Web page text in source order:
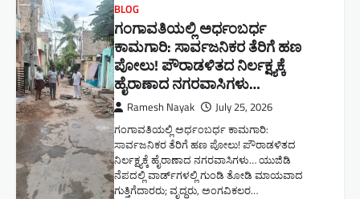
BLOG
ಗಂಗಾವತಿಯಲ್ಲಿ ಅರ್ಧಂಬರ್ಧ
ಕಾಮಗಾರಿ: ಸಾರ್ವಜನಿಕರ ತೆರಿಗೆ ಹಣ
ಪೋಲು! ಪೌರಾಡಳಿತದ ನಿರ್ಲಕ್ಷ್ಯಕ್ಕೆ
ಹೈರಾಣಾದ ನಗರವಾಸಿಗಳು​…
Ramesh Nayak July 25, 2026
ಗಂಗಾವತಿಯಲ್ಲಿ ಅರ್ಧಂಬರ್ಧ ಕಾಮಗಾರಿ:
ಸಾರ್ವಜನಿಕರ ತೆರಿಗೆ ಹಣ ಪೋಲು! ಪೌರಾಡಳಿತದ
ನಿರ್ಲಕ್ಷ್ಯಕ್ಕೆ ಹೈರಾಣಾದ ನಗರವಾಸಿಗಳು​… ಯುಜಿಡಿ
ನೆಪದಲ್ಲಿ ವಾರ್ಡ್‌ಗಳಲ್ಲಿ ಗುಂಡಿ ತೋಡಿ ಮಾಯವಾದ
ಗುತ್ತಿಗೆದಾರರು; ವೃದ್ಧರು, ಅಂಗವಿಕಲರ…